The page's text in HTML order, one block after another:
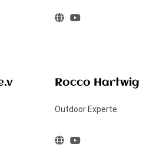
Rocco Hartwig
Outdoor Experte